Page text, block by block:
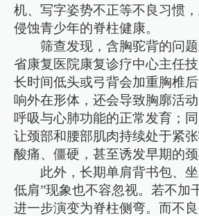
机、写字姿势不正等不良习惯
侵蚀青少年的脊柱健康。
筛查发现，含胸驼背的问
省康复医院康复诊疗中心主任
长时间低头或弓背会加重胸椎
响外在形体，还会导致胸廓活
呼吸与心肺功能的正常发育；
让颈部和腰部肌肉持续处于紧
酸痛、僵硬，甚至诱发早期的颈
此外，长期单肩背书包、
低肩”现象也不容忽视。若不加
进一步演变为脊柱侧弯。而不